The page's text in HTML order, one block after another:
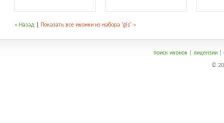
« Назад Показать все иконки из набора 'gis' »
поиск иконок| лицензии|
©